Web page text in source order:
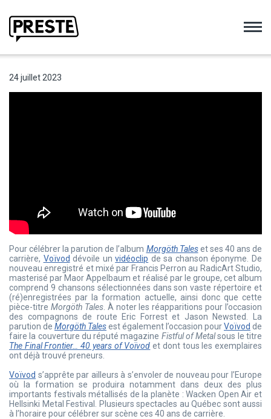
24 juillet 2023
Pour célébrer la parution de l’album Morgöth Taleset ses 40 ans de
carrière, Voïvod dévoile unvidéoclip de sa chanson éponyme. De
nouveau enregistré et mixé par Francis Perron au RadicArt Studio,
masterisé par Maor Appelbaum et réalisé par le groupe, cet album
comprend 9 chansons sélectionnées dans son vaste répertoire et
(ré)enregistrées par la formation actuelle, ainsi donc que cette
pièce-titre Morgöth Tales. À noter les réapparitions pour l’occasion
des compagnons de route Eric Forrest et Jason Newsted. La
parution de Morgöth Talesest également l’occasion pourVoïvod de
faire la couverture du réputé magazine Fistful of Metalsous le titre
The Final Frontier… 40 years of Voïvod et dont tous les exemplaires
ont déjà trouvé preneurs.
Voïvod s’apprête par ailleurs à s’envoler de nouveau pour l’Europe
où la formation se produira notamment dans deux des plus
importants festivals métallisés de la planète : Wacken Open Air et
Hellsinki Metal Festival. Plusieurs spectacles au Québec sont aussi
à l’horaire pour célébrer sur scène ces 40 ans de carrière.